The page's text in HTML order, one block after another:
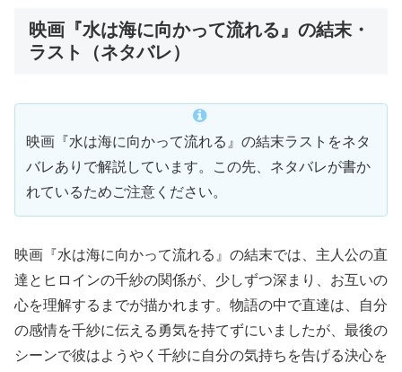
映画『水は海に向かって流れる』の結末・
ラスト（ネタバレ）
映画『水は海に向かって流れる』の結末ラストをネタ
バレありで解説しています。この先、ネタバレが書か
れているためご注意ください。
映画『水は海に向かって流れる』の結末では、主人公の直
達とヒロインの千紗の関係が、少しずつ深まり、お互いの
心を理解するまでが描かれます。物語の中で直達は、自分
の感情を千紗に伝える勇気を持てずにいましたが、最後の
シーンで彼はようやく千紗に自分の気持ちを告げる決心を